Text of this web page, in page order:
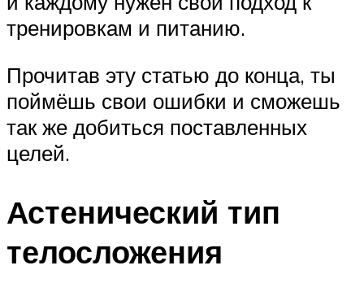
тренировкам и питанию.
Прочитав эту статью до конца, ты
поймёшь свои ошибки и сможешь
так же добиться поставленных
целей.
Астенический тип
телосложения